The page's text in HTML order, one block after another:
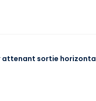
sortie